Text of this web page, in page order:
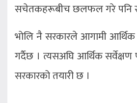
सचेतकहरूबीच छलफल गरे
भोलि नै सरकारले आगामी आर्थिक
गर्दैछ । त्यसअघि आर्थिक सर्वेक्षण
सरकारको तयारी छ ।